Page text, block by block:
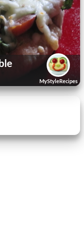
MyStyleRecipes